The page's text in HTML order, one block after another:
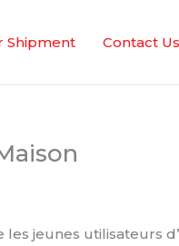
Shipment Contact Us
jeunes utilisateurs